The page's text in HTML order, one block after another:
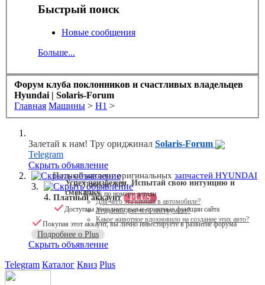
Быстрый поиск
Новые сообщения
Больше...
Форум клуба поклонников и счастливых владельцев
Hyundai | Solaris-Forum
Главная Машины > H1 >
Залетай к нам! Тру ориджинал Solaris-Forum
Telegram
Скрыть объявление
Полный каталог оригинальных запчастей HYUNDAI
Поиск по VIN
Поиск по номеру детали
Скрыть объявление
Успех неизбежен. Испытай свою интуицию и
смекалку
Для чего эта кнопка в автомобиле?
Угадаешь для чего инструмент?
Какое животное вдохновило на создание этих авто?
Скрыть объявление
Платный аккаунт PLUS
Доступны дополнительные приятные функции сайта
Покупая этот аккаунт, вы лично инвестируете в развитие форума
Подробнее о Plus
Скрыть объявление
Telegram Каталог Квиз Plus